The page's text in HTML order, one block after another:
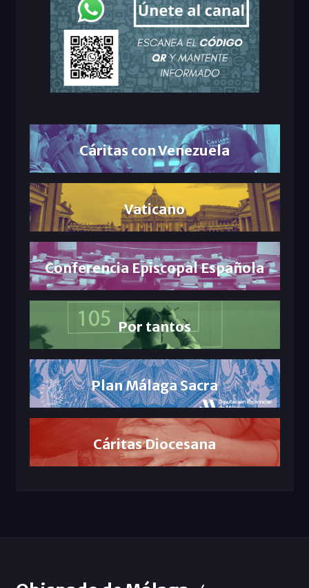
Cáritas con Venezuela
Vaticano
Conferencia Episcopal Española
Por tantos
Plan Málaga Sacra
Cáritas Diocesana